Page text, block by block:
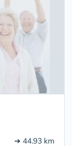
➔ 44.93 km